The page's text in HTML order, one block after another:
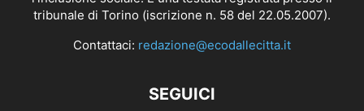
tribunale di Torino (iscrizione n. 58 del 22.05.2007).
Contattaci: redazione@ecodallecitta.it
SEGUICI